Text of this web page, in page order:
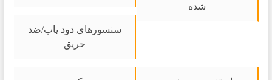
شده
سنسورهای دود یاب/ضد
حریق